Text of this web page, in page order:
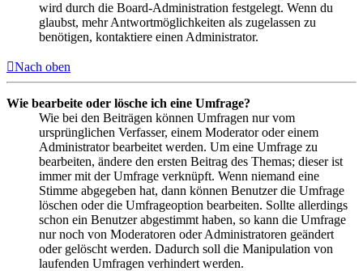
wird durch die Board-Administration festgelegt. Wenn du
glaubst, mehr Antwortmöglichkeiten als zugelassen zu
benötigen, kontaktiere einen Administrator.
Nach oben
Wie bearbeite oder lösche ich eine Umfrage?
Wie bei den Beiträgen können Umfragen nur vom
ursprünglichen Verfasser, einem Moderator oder einem
Administrator bearbeitet werden. Um eine Umfrage zu
bearbeiten, ändere den ersten Beitrag des Themas; dieser ist
immer mit der Umfrage verknüpft. Wenn niemand eine
Stimme abgegeben hat, dann können Benutzer die Umfrage
löschen oder die Umfrageoption bearbeiten. Sollte allerdings
schon ein Benutzer abgestimmt haben, so kann die Umfrage
nur noch von Moderatoren oder Administratoren geändert
oder gelöscht werden. Dadurch soll die Manipulation von
laufenden Umfragen verhindert werden.